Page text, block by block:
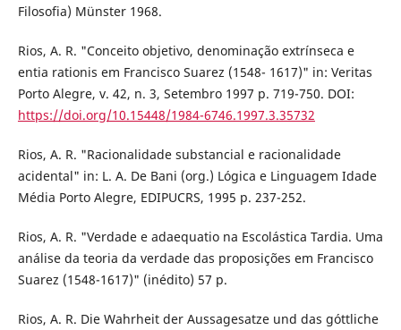
Filosofia) Münster 1968.
Rios, A. R. "Conceito objetivo, denominação extrínseca e
entia rationis em Francisco Suarez (1548- 1617)" in: Veritas
Porto Alegre, v. 42, n. 3, Setembro 1997 p. 719-750. DOI:
https://doi.org/10.15448/1984-6746.1997.3.35732
Rios, A. R. "Racionalidade substancial e racionalidade
acidental" in: L. A. De Bani (org.) Lógica e Linguagem Idade
Média Porto Alegre, EDIPUCRS, 1995 p. 237-252.
Rios, A. R. "Verdade e adaequatio na Escolástica Tardia. Uma
análise da teoria da verdade das proposições em Francisco
Suarez (1548-1617)" (inédito) 57 p.
Rios, A. R. Die Wahrheit der Aussagesatze und das góttliche